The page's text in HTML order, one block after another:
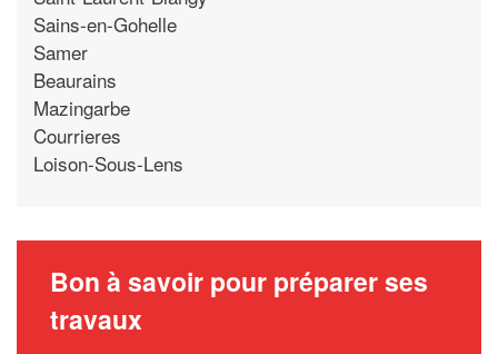
Sains-en-Gohelle
Samer
Beaurains
Mazingarbe
Courrieres
Loison-Sous-Lens
Bon à savoir pour préparer ses
travaux